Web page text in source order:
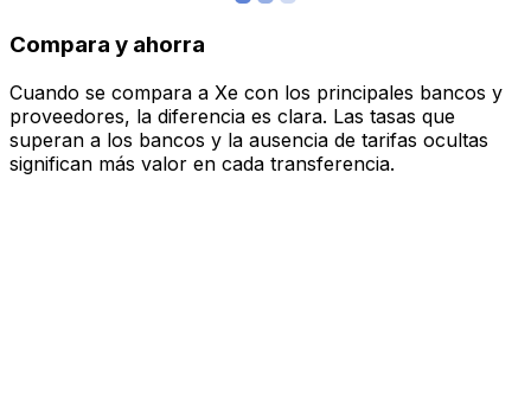
Compara y ahorra
Cuando se compara a Xe con los principales bancos y
proveedores, la diferencia es clara. Las tasas que
superan a los bancos y la ausencia de tarifas ocultas
significan más valor en cada transferencia.